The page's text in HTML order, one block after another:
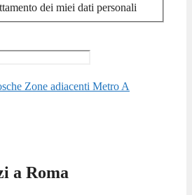
dei miei dati personali
Zone adiacenti Metro A
a Roma